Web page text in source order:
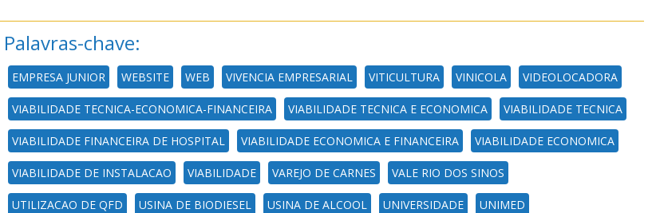
Palavras-chave:
EMPRESA JUNIOR WEBSITE WEB VIVENCIA EMPRESARIAL VITICULTURA VINICOLA VIDEOLOCADORA
VIABILIDADE TECNICA-ECONOMICA-FINANCEIRA VIABILIDADE TECNICA E ECONOMICA VIABILIDADE TECNICA
VIABILIDADE FINANCEIRA DE HOSPITAL VIABILIDADE ECONOMICA E FINANCEIRA VIABILIDADE ECONOMICA
VIABILIDADE DE INSTALACAO VIABILIDADE VAREJO DE CARNES VALE RIO DOS SINOS
UTILIZACAO DE QFD USINA DE BIODIESEL USINA DE ALCOOL UNIVERSIDADE UNIMED